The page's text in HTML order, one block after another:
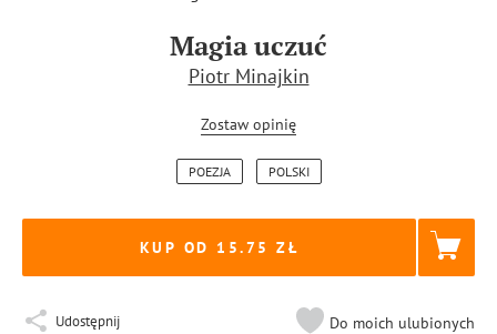
Magia uczuć
Piotr Minajkin
Zostaw opinię
POEZJA POLSKI
KUP OD 15.75
Udostępnij Do moich ulubionych